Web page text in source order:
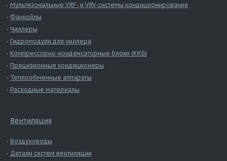
Мультизональные VRF- и VRV-системы кондиционирования
Фанкойлы
Чиллеры
Гидромодули для чиллера
Компрессорно-конденсаторные блоки (ККБ)
Прецизионные кондиционеры
Теплообменные аппараты
Расходные материалы
Вентиляция
Воздуховоды
Детали систем вентиляции